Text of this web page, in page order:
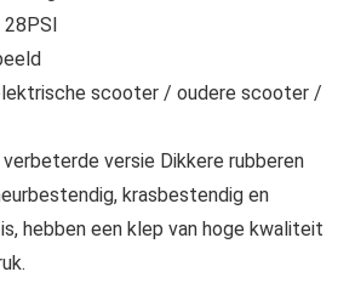
28PSI
scooter / oudere scooter /
versie Dikkere rubberen
krasbestendig en
hebben een klep van hoge kwaliteit